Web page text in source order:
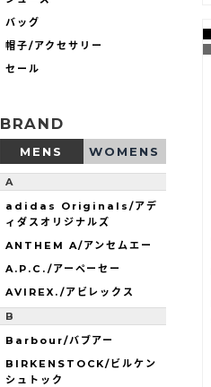
バッグ
帽子/アクセサリー
セール
BRAND
MENS WOMENS
A
adidas Originals/アデ
ィダスオリジナルズ
ANTHEM A/アンセムエー
A.P.C./アーペーセー
AVIREX./アビレックス
B
Barbour/バブアー
BIRKENSTOCK/ビルケン
シュトック